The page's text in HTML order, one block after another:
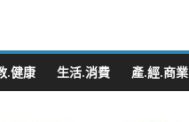
提升永續競爭力 低碳化
診斷方案說明會8/18花蓮
.健康 生活.消費 產.經.商業